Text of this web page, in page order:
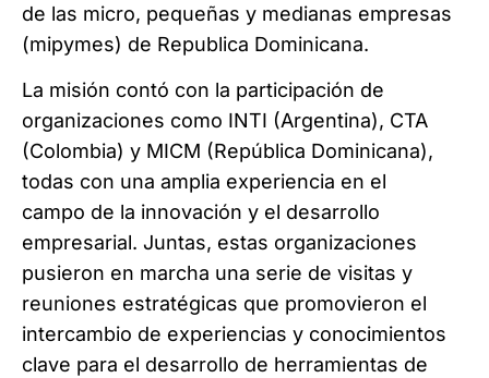
de las micro, pequeñas y medianas empresas
(mipymes) de Republica Dominicana.
La misión contó con la participación de
organizaciones como INTI (Argentina), CTA
(Colombia) y MICM (República Dominicana),
todas con una amplia experiencia en el
campo de la innovación y el desarrollo
empresarial. Juntas, estas organizaciones
pusieron en marcha una serie de visitas y
reuniones estratégicas que promovieron el
intercambio de experiencias y conocimientos
clave para el desarrollo de herramientas de